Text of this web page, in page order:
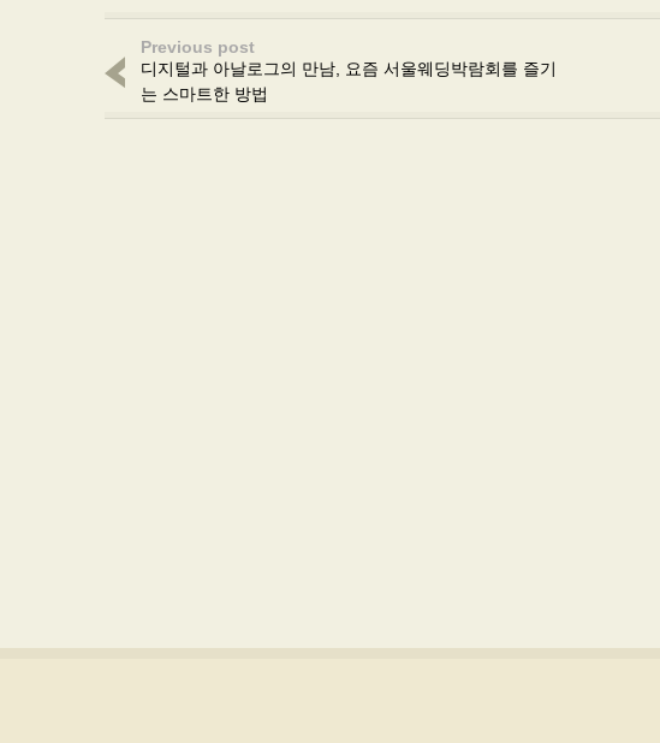
Previous post
디지털과 아날로그의 만남, 요즘 서울웨딩박람회를 즐기
는 스마트한 방법